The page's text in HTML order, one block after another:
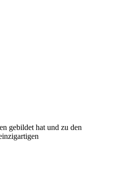
gebildet hat und zu den